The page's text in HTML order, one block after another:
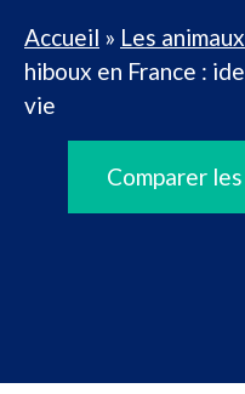
Accueil » Les
hiboux en France :
vie
Comparer